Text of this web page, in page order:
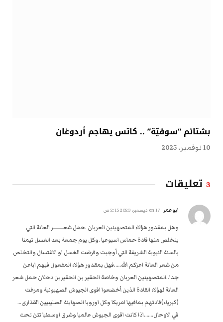
بشتائم “سوقيّة” .. كاتس يهاجم أردوغان
10 نوفمبر، 2025
3 تعليقات
ابوعمر 17 ديسمبر، 2023 2:15 ص
وهل بمقدور هؤلاء المتصهينين العربان .حمل شعــــــــــر العانة التي
يتخلص منها قادة حماس اسبوعيا .وكل يوم جمعة بعد الغسل تيمنا
بالسنة النبوية الشريفة التي أوجبت وفرضت الغسل او الاغتسال والتخلص
من شعر العانة اعزكم الله…..فهل بمقدور هؤلاء المفعول فيهم اباعن
جدا..المتصهينين العربان وخاصة الحقير بن الحقيرين دحلان حمل شعر
العانة لهؤلاء القادة الذين أخضعوا اقوى الجيوش الصهيونية ومرغت
(كبرياء)قادتهم بمافيها امريكا وكل اوروبا الصهاينة الصليبيين القذارى…
في الاوحال…….اذا كانت اقوى الجيوش عالميا وشرق اوسطيا تئن تحت